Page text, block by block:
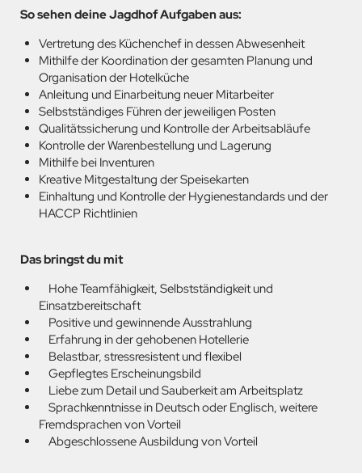
So sehen deine Jagdhof Aufgaben aus:
Vertretung des Küchenchef in dessen Abwesenheit
Mithilfe der Koordination der gesamten Planung und
Organisation der Hotelküche
Anleitung und Einarbeitung neuer Mitarbeiter
Selbstständiges Führen der jeweiligen Posten
Qualitätssicherung und Kontrolle der Arbeitsabläufe
Kontrolle der Warenbestellung und Lagerung
Mithilfe bei Inventuren
Kreative Mitgestaltung der Speisekarten
Einhaltung und Kontrolle der Hygienestandards und der
HACCP Richtlinien
Das bringst du mit
Hohe Teamfähigkeit, Selbstständigkeit und
Einsatzbereitschaft
Positive und gewinnende Ausstrahlung
Erfahrung in der gehobenen Hotellerie
Belastbar, stressresistent und flexibel
Gepflegtes Erscheinungsbild
Liebe zum Detail und Sauberkeit am Arbeitsplatz
Sprachkenntnisse in Deutsch oder Englisch, weitere
Fremdsprachen von Vorteil
Abgeschlossene Ausbildung von Vorteil